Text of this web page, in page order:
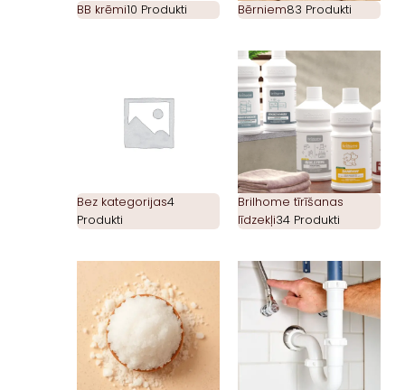
BB krēmi10 Produkti Bērniem83 Produkti
Bez kategorijas4
Produkti
Brilhome tīrīšanas
līdzekļi34 Produkti